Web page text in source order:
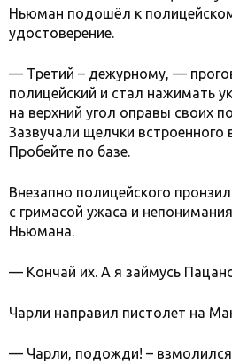
Ньюман подошёл к
удостоверение.
— Третий – дежурному, —
полицейский и стал нажимать
на верхний угол оправы своих
Зазвучали щелчки
Пробейте по базе.
Внезапно полицейского
с гримасой ужаса и
Ньюмана.
— Кончай их. А я займусь
Чарли направил пистолет на
— Чарли, подожди! –